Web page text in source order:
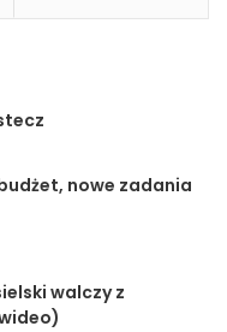
nowe zadania
walczy z